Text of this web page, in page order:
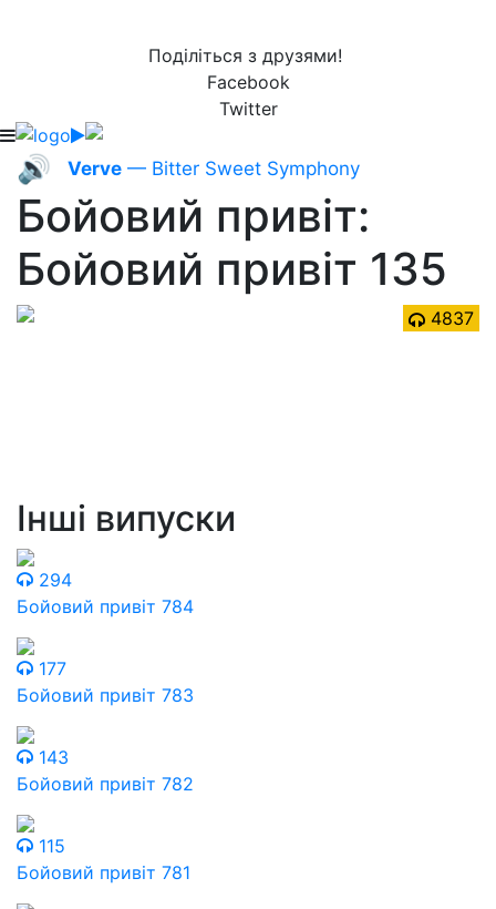
Поділіться з друзями!
Facebook
Twitter
🔊 Verve — Bitter Sweet Symphony
Бойовий привіт:
Бойовий привіт 135
4837
Інші випуски
294
Бойовий привіт 784
177
Бойовий привіт 783
143
Бойовий привіт 782
115
Бойовий привіт 781